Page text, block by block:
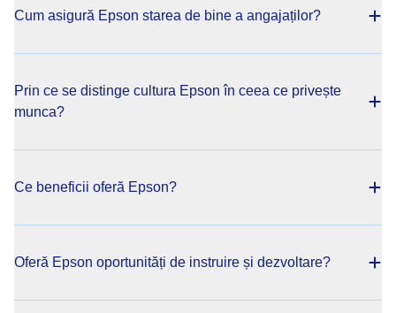
Cum asigură Epson starea de bine a angajaților?
Prin ce se distinge cultura Epson în ceea ce privește
munca?
Ce beneficii oferă Epson?
Oferă Epson oportunități de instruire și dezvoltare?